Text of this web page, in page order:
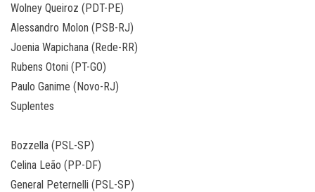
Wolney Queiroz (PDT-PE)
Alessandro Molon (PSB-RJ)
Joenia Wapichana (Rede-RR)
Rubens Otoni (PT-GO)
Paulo Ganime (Novo-RJ)
Suplentes
Bozzella (PSL-SP)
Celina Leão (PP-DF)
General Peternelli (PSL-SP)